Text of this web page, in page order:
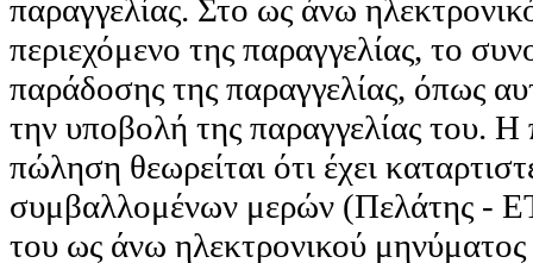
παραγγελίας. Στο ως άνω
περιεχόμενο της παραγγελίας, το
παράδοσης της παραγγελίας, όπως
την υποβολή της παραγγελίας του. Η
πώληση θεωρείται ότι έχει
συμβαλλομένων μερών (Πελάτης -
του ως άνω ηλεκτρονικού μηνύματος